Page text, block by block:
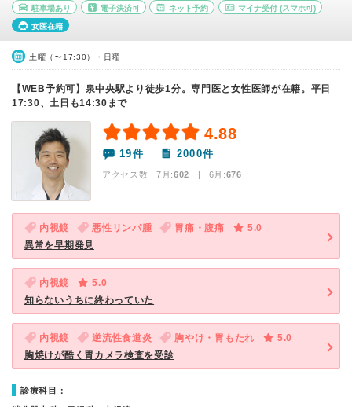
駐車場あり 電子決済可 ネット予約 マイナ受付 (スマホ可)
女医在籍
土曜（〜17:30）・日曜
【WEB予約可】泉中央駅より徒歩1分。専門医と女性医師が在籍。平日
17:30、土日も14:30まで
4.88
19件 2000件
アクセス数 7月:602 | 6月:676
内視鏡 悪性リンパ腫 胃痛・腹痛
5.0
異常を早期発見
内視鏡
5.0
知らないうちに終わっていた
内視鏡 逆流性食道炎 胸やけ・胃もたれ
5.0
胸焼けが酷く胃カメラ検査を受診
診療科目：